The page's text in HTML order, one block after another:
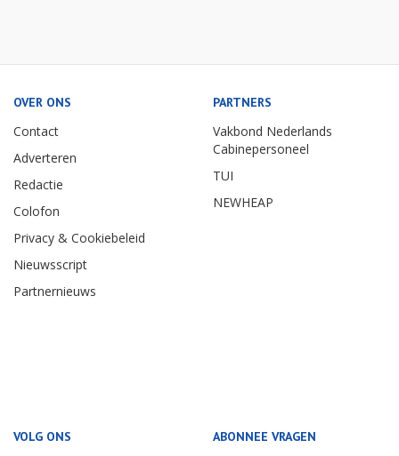
OVER ONS
Contact
Adverteren
Redactie
Colofon
Privacy & Cookiebeleid
Nieuwsscript
Partnernieuws
PARTNERS
Vakbond Nederlands
Cabinepersoneel
TUI
NEWHEAP
VOLG ONS ABONNEE VRAGEN